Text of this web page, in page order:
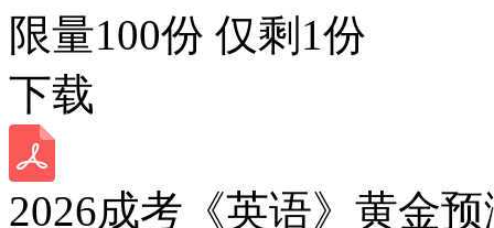
限量100份 仅剩 1份
下载
2026成考《英语》黄金